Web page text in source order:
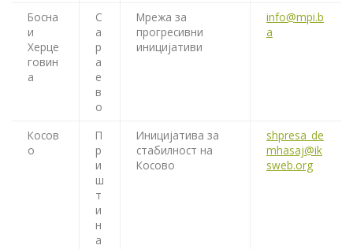
Босна
и
Херце
говин
а
С
а
р
а
е
в
о
Мрежа за
прогресивни
иницијативи
info@mpi.b
a
Косов
о
П
р
и
ш
т
и
н
а
Иницијатива за
стабилност на
Косово
shpresa_de
mhasaj@ik
sweb.org